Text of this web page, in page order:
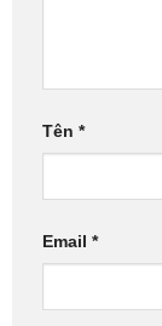
Tên *
Email *